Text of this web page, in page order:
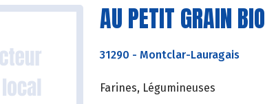
AU PETIT GRAIN BIO
31290 - Montclar-Lauragais
Farines, Légumineuses